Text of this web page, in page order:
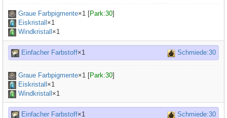
Graue Farbpigmente×1 [Park:30]
Eiskristall ×1
Windkristall ×1
Einfacher Farbstoff×1 Schmiede:30
Graue Farbpigmente×1 [Park:30]
Eiskristall ×1
Windkristall ×1
Einfacher Farbstoff×1 Schmiede:30